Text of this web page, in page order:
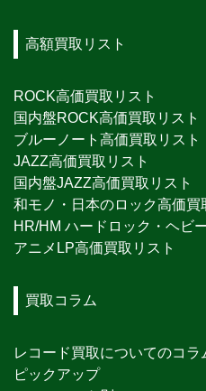
高額買取リスト
ROCK高価買取リスト
国内盤ROCK高価買取リスト
ブルーノート高価買取リスト
JAZZ高価買取リスト
国内盤JAZZ高価買取リスト
和モノ・日本のロック高価買
HR/HM ハードロック・ヘビ
アニメLP高価買取リスト
買取コラム
レコード買取についてのコラ
ピックアップ